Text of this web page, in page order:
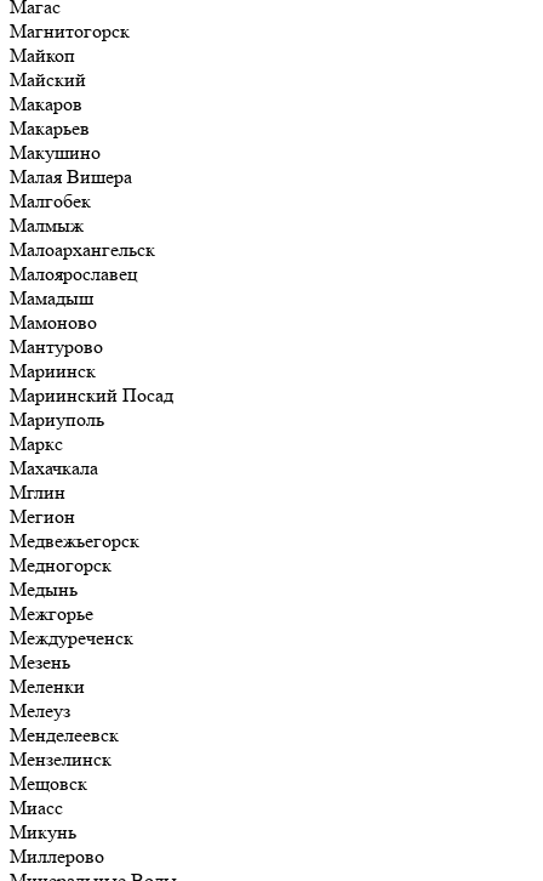
Магас
Магнитогорск
Майкоп
Майский
Макаров
Макарьев
Макушино
Малая Вишера
Малгобек
Малмыж
Малоархангельск
Малоярославец
Мамадыш
Мамоново
Мантурово
Мариинск
Мариинский Посад
Мариуполь
Маркс
Махачкала
Мглин
Мегион
Медвежьегорск
Медногорск
Медынь
Межгорье
Междуреченск
Мезень
Меленки
Мелеуз
Менделеевск
Мензелинск
Мещовск
Миасс
Микунь
Миллерово